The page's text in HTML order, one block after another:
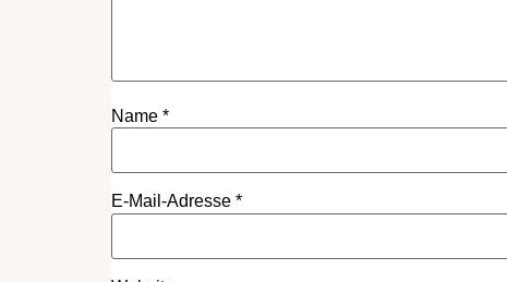
Name *
E-Mail-Adresse *